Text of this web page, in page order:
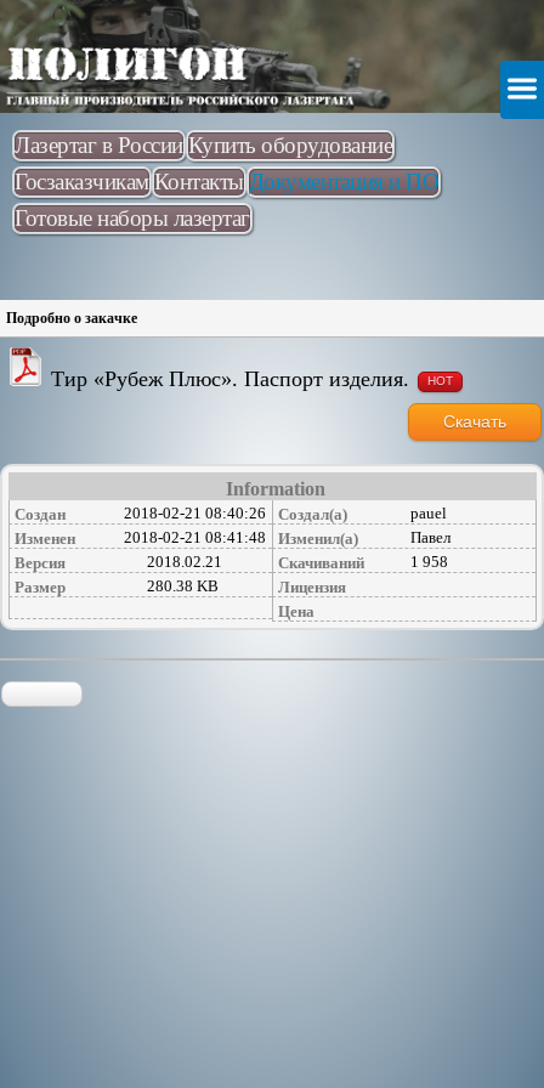
Лазертаг в России Купить оборудование
Госзаказчикам Контакты Документация и ПО
Готовые наборы лазертаг
Подробно о закачке
Тир «Рубеж Плюс». Паспорт изделия. HOT
Скачать
Information
Создан
2018-02-21 08:40:26
Изменен
2018-02-21 08:41:48
Версия
2018.02.21
Размер
280.38 KB
Создал(а)
pauel
Изменил(а)
Павел
Скачиваний
1 958
Лицензия
Цена